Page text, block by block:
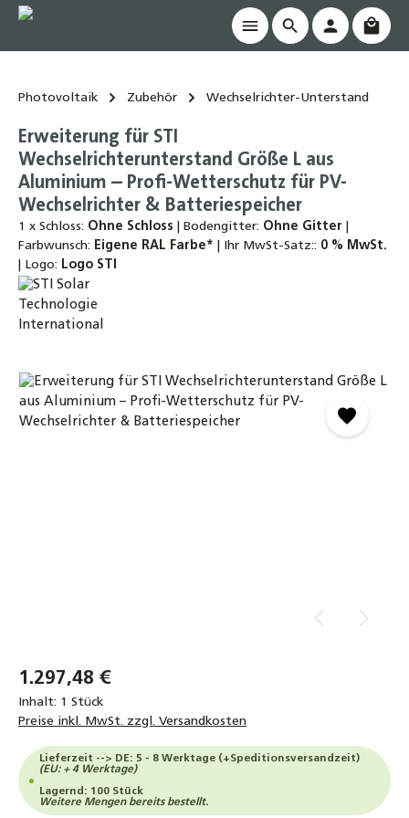
springen
Photovoltaik Zubehör Wechselrichter-Unterstand
Erweiterung für STI
Wechselrichterunterstand Größe L aus
Aluminium – Profi-Wetterschutz für PV-
Wechselrichter & Batteriespeicher
1 x Schloss: Ohne Schloss Bodengitter: Ohne Gitter
Farbwunsch: Eigene RAL Farbe* Ihr MwSt-Satz:: 0 % MwSt.
Logo: Logo STI
Bildergalerie überspringen
1.297,48 €
Inhalt: 1 Stück
Preise inkl. MwSt. zzgl. Versandkosten
Lieferzeit --> DE: 5 - 8 Werktage (+Speditionsversandzeit)
(EU: + 4 Werktage)
Lagernd: 100 Stück
Weitere Mengen bereits bestellt.